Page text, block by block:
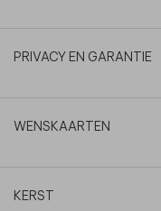
PRIVACY EN GARANTIE
WENSKAARTEN
KERST